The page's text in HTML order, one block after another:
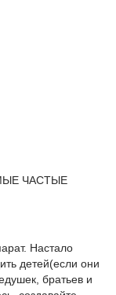
ЧАСТЫЕ
Настало
детей(если они
братьев и